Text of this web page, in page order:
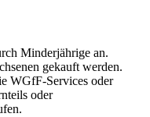
Minderjährige an.
gekauft werden.
WGfF-Services oder
oder